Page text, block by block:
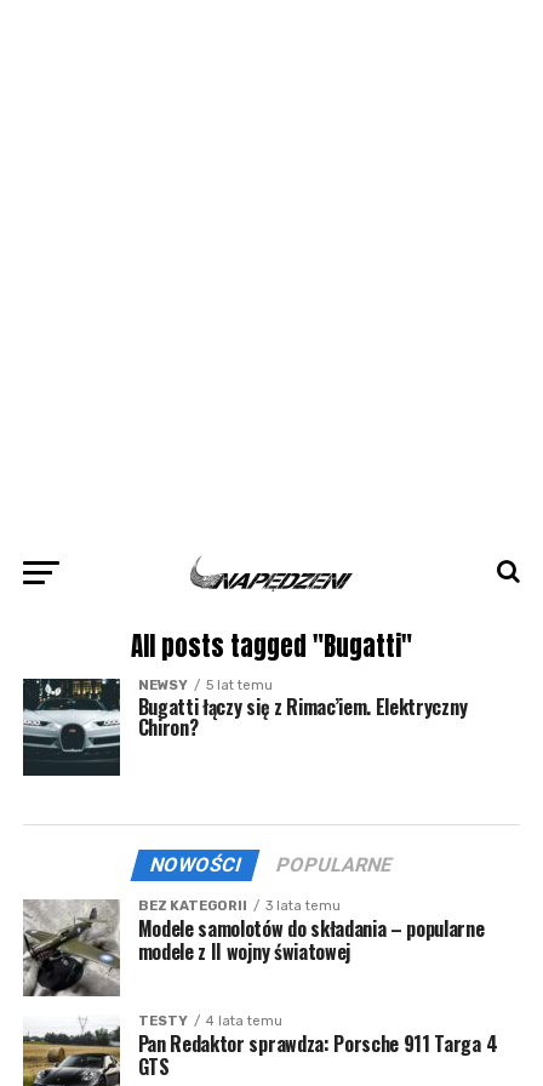
All posts tagged "Bugatti"
NEWSY 5 lat temu
Bugatti łączy się z Rimac’iem. Elektryczny
Chiron?
NOWOŚCI POPULARNE
BEZ KATEGORII 3 lata temu
Modele samolotów do składania – popularne
modele z II wojny światowej
TESTY 4 lata temu
Pan Redaktor sprawdza: Porsche 911 Targa 4
GTS